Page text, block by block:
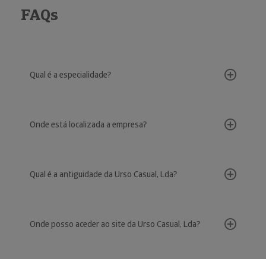
FAQs
Qual é a especialidade?
Onde está localizada a empresa?
Qual é a antiguidade da Urso Casual, Lda?
Onde posso aceder ao site da Urso Casual, Lda?